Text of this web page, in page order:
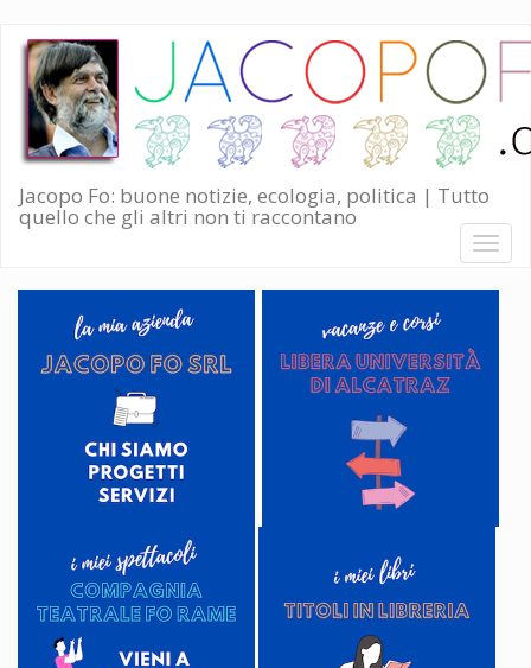
Salta
contenuto
principale
Jacopo Fo: buone notizie, ecologia, politica | Tutto
quello che gli altri non ti raccontano
Toggle